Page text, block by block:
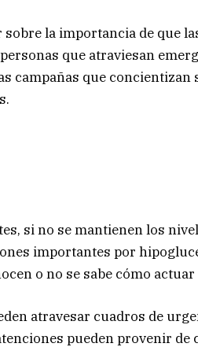
la importancia de que
que atraviesan
campañas que concientizan
si no se mantienen los
importantes por
o no se sabe cómo actuar
atravesar cuadros de
pueden provenir de